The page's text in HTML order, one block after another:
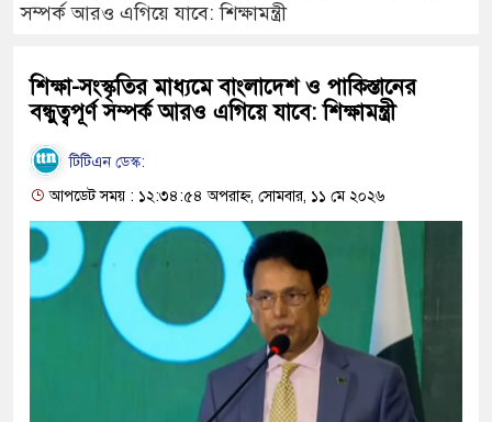
সম্পর্ক আরও এগিয়ে যাবে: শিক্ষামন্ত্রী
শিক্ষা-সংস্কৃতির মাধ্যমে বাংলাদেশ ও পাকিস্তানের
বন্ধুত্বপূর্ণ সম্পর্ক আরও এগিয়ে যাবে: শিক্ষামন্ত্রী
টিটিএন ডেস্ক:
আপডেট সময় : ১২:৩৪:৫৪ অপরাহ্ন, সোমবার, ১১ মে ২০২৬